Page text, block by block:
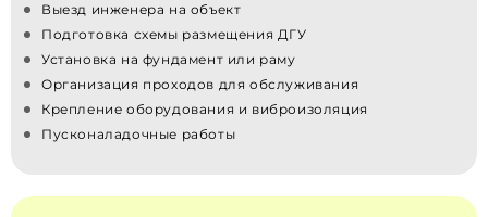
Выезд инженера на объект
Подготовка схемы размещения ДГУ
Установка на фундамент или раму
Организация проходов для обслуживания
Крепление оборудования и виброизоляция
Пусконаладочные работы